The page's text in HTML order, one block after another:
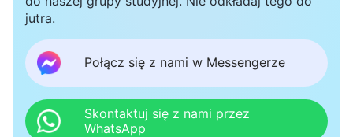
Komunistyczna jest ateistyczna. Nienawidzi
kraju rządzonym przez Partię Komunistyczną są
skazani na prześladowania i upokorzenia. Pan
Jezus powiedział kiedyś: »Błogosławieni, którzy
jutra.
Połącz się z nami w Messengerze
Skontaktuj się z nami przez
WhatsApp